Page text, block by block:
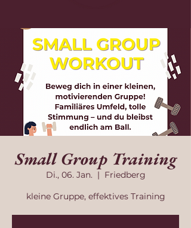
Small Group Training
Di., 06. Jan.
  |
Friedberg
kleine Gruppe, effektives Training